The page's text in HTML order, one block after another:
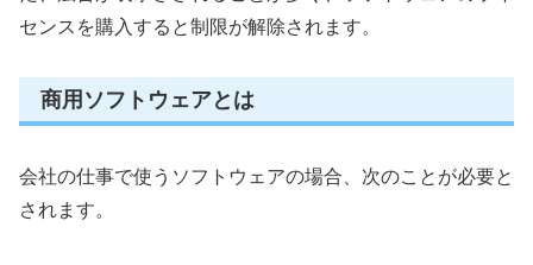
センスを購入すると制限が解除されます。
商用ソフトウェアとは
会社の仕事で使うソフトウェアの場合、次のことが必要と
されます。